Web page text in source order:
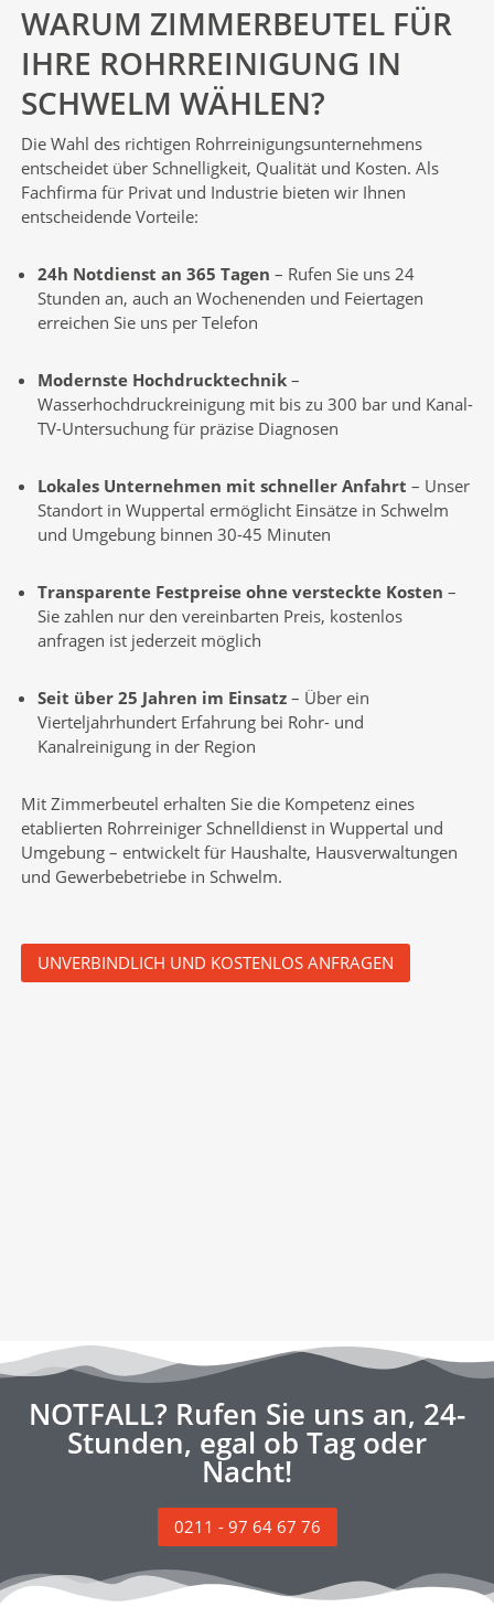
WARUM ZIMMERBEUTEL FÜR
IHRE ROHRREINIGUNG IN
SCHWELM WÄHLEN?
Die Wahl des richtigen Rohrreinigungsunternehmens
entscheidet über Schnelligkeit, Qualität und Kosten. Als
Fachfirma für Privat und Industrie bieten wir Ihnen
entscheidende Vorteile:
24h Notdienst an 365 Tagen – Rufen Sie uns 24
Stunden an, auch an Wochenenden und Feiertagen
erreichen Sie uns per Telefon
Modernste Hochdrucktechnik–
Wasserhochdruckreinigung mit bis zu 300 bar und Kanal-
TV-Untersuchung für präzise Diagnosen
Lokales Unternehmen mit schneller Anfahrt – Unser
Standort in Wuppertal ermöglicht Einsätze in Schwelm
und Umgebung binnen 30-45 Minuten
Transparente Festpreise ohne versteckte Kosten –
Sie zahlen nur den vereinbarten Preis, kostenlos
anfragen ist jederzeit möglich
Seit über 25 Jahren im Einsatz– Über ein
Vierteljahrhundert Erfahrung bei Rohr- und
Kanalreinigung in der Region
Mit Zimmerbeutel erhalten Sie die Kompetenz eines
etablierten Rohrreiniger Schnelldienst in Wuppertal und
Umgebung – entwickelt für Haushalte, Hausverwaltungen
und Gewerbebetriebe in Schwelm.
UNVERBINDLICH UND KOSTENLOS ANFRAGEN
NOTFALL? Rufen Sie uns an, 24-
Stunden, egal ob Tag oder
Nacht!
0211 - 97 64 67 76